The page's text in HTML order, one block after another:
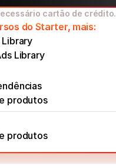
cartão de crédito.
do Starter, mais:
Library
produtos
produtos